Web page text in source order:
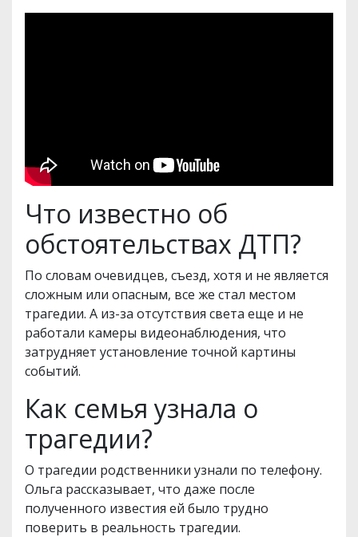
Что известно об
обстоятельствах ДТП?
По словам очевидцев, съезд, хотя и не является
сложным или опасным, все же стал местом
трагедии. А из-за отсутствия света еще и не
работали камеры видеонаблюдения, что
затрудняет установление точной картины
событий.
Как семья узнала о
трагедии?
О трагедии родственники узнали по телефону.
Ольга рассказывает, что даже после
полученного известия ей было трудно
поверить в реальность трагедии.